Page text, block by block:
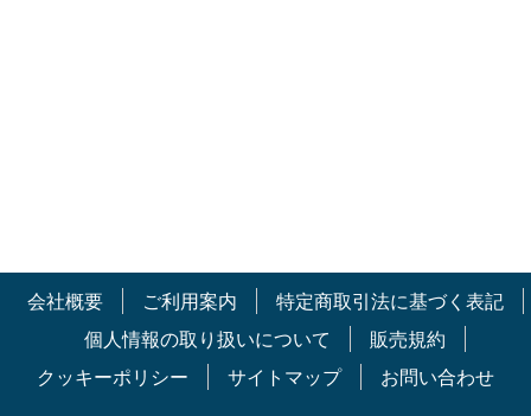
会社概要 ご利用案内
特定商取引法に基づく表記
個人情報の取り扱いについて
販売規約
クッキーポリシー
サイトマップ お問い合わせ